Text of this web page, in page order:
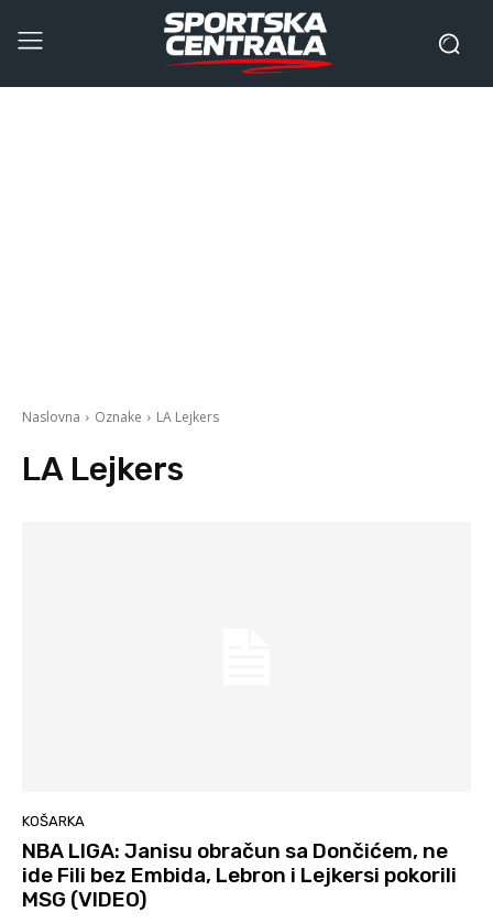
Naslovna Oznake LA Lejkers
LA Lejkers
KOŠARKA
NBA LIGA: Janisu obračun sa Dončićem, ne
ide Fili bez Embida, Lebron i Lejkersi pokorili
MSG (VIDEO)